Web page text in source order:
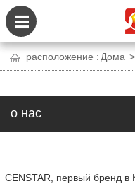
расположение : Дома >
о нас
CENSTAR, первый бренд в